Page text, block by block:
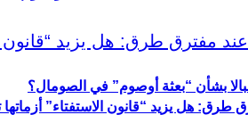
طرق: هل يزيد “قانون الاستفتاء” أزماتها